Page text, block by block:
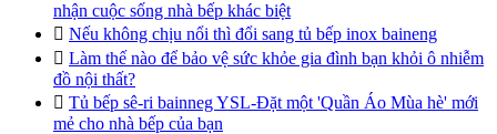
nhận cuộc sống nhà bếp khác biệt
 Nếu không chịu nổi thì đổi sang tủ bếp inox baineng
 Làm thế nào để bảo vệ sức khỏe gia đình bạn khỏi ô nhiễm
đồ nội thất?
 Tủ bếp sê-ri bainneg YSL-Đặt một 'Quần Áo Mùa hè' mới
mẻ cho nhà bếp của bạn